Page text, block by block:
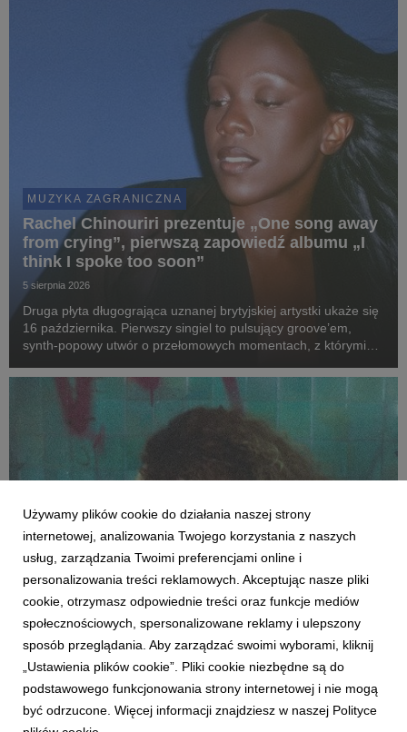
MUZYKA ZAGRANICZNA
Rachel Chinouriri prezentuje „One song away
from crying”, pierwszą zapowiedź albumu „I
think I spoke too soon”
5 sierpnia 2026
Druga płyta długogrająca uznanej brytyjskiej artystki ukaże się
16 października. Pierwszy singiel to pulsujący groove’em,
synth-popowy utwór o przełomowych momentach, z którymi
MUZYKA ZAGRANICZNA
Bella Kay wydaje debiutancki album "My
Reckless Abandon"
16 lipca 2026
Bella Kay wkracza w rok pełen emocji. Wylansowała przebój
"iloveitiloveitiloveit" i właśnie kończy debiutancki album. W jej
Używamy plików cookie do działania naszej strony
internetowej, analizowania Twojego korzystania z naszych
usług, zarządzania Twoimi preferencjami online i
personalizowania treści reklamowych. Akceptując nasze pliki
cookie, otrzymasz odpowiednie treści oraz funkcje mediów
społecznościowych, spersonalizowane reklamy i ulepszony
sposób przeglądania. Aby zarządzać swoimi wyborami, kliknij
„Ustawienia plików cookie”. Pliki cookie niezbędne są do
podstawowego funkcjonowania strony internetowej i nie mogą
być odrzucone. Więcej informacji znajdziesz w naszej Polityce